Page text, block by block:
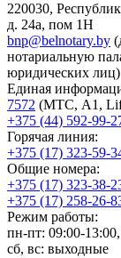
220030,
д. 24а, пом 1Н
bnp@belnotary.by
нотариальную
юридических лиц)
Единая
7572 (МТС, A1,
+375 (44) 592-99-
Горячая линия:
+375 (17) 323-59-
Общие номера:
+375 (17) 323-38-
+375 (17) 258-26-
Режим работы:
пн-пт: 09:00-
сб, вс: выходные